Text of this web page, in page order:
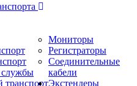
транспорт
Мониторы
Регистраторы
Соединительные
кабели
Экстендеры